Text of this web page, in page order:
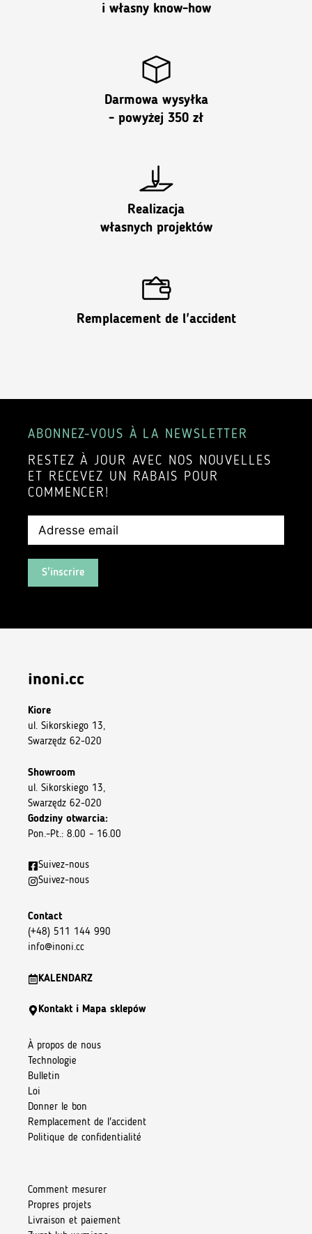
i własny know-how
Darmowa wysyłka
- powyżej 350 zł
Realizacja
własnych projektów
Remplacement de l'accident
ABONNEZ-VOUS À LA NEWSLETTER
RESTEZ À JOUR AVEC NOS NOUVELLES
ET RECEVEZ UN RABAIS POUR
COMMENCER!
S'inscrire
inoni.cc
Kiore
ul. Sikorskiego 13,
Swarzędz 62-020
Showroom
ul. Sikorskiego 13,
Swarzędz 62-020
Godziny otwarcia:
Pon.–Pt.: 8.00 – 16.00
Suivez-nous
Suivez-nous
Contact
(+48) 511 144 990
info@inoni.cc
KALENDARZ
Kontakt i Mapa sklepów
À propos de nous
Technologie
Bulletin
Loi
Donner le bon
Remplacement de l'accident
Politique de confidentialité
Comment mesurer
Propres projets
Livraison et paiement